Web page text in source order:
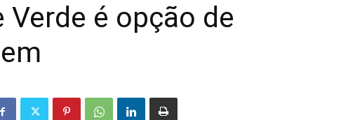
é opção de